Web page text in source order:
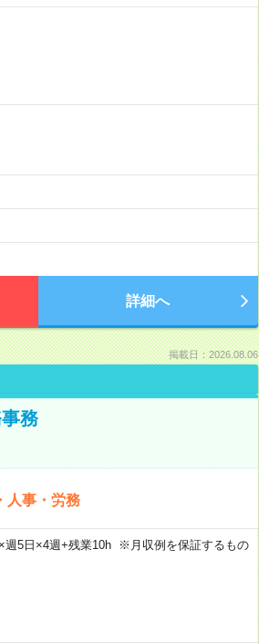
詳細へ
掲載日：2026.08.06
務
人事・労務
5日×4週+残業10h ※月収例を保証するもの